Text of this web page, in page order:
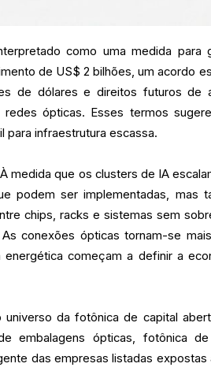
como uma medida para
de US$ 2 bilhões, um acordo
de dólares e direitos futuros de
ópticas. Esses termos
para infraestrutura escassa.
medida que os clusters de IA
podem ser implementadas, mas
chips, racks e sistemas sem
conexões ópticas tornam-se
começam a definir a
da fotônica de capital
embalagens ópticas, fotônica
das empresas listadas expostas